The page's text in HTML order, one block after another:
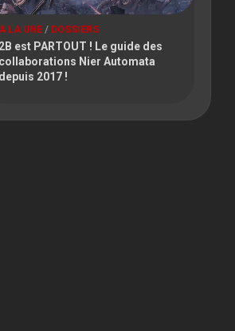
A LA UNE / DOSSIERS
2B est PARTOUT ! Le guide des
collaborations Nier Automata
depuis 2017 !